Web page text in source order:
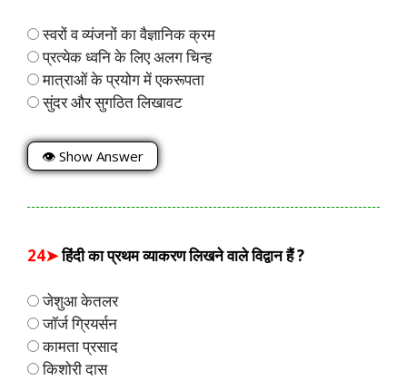
स्वरों व व्यंजनों का वैज्ञानिक क्रम
प्रत्येक ध्वनि के लिए अलग चिन्ह
मात्राओं के प्रयोग में एकरूपता
सुंदर और सुगठित लिखावट
👁 Show Answer
24➤हिंदी का प्रथम व्याकरण लिखने वाले विद्वान हैं ?
जेशुआ केतलर
जॉर्ज ग्रियर्सन
कामता प्रसाद
किशोरी दास